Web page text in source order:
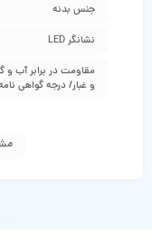
جنس بدنه
نشانگر LED
مقاومت در برابر آب و
و غبار/ درجه گواهی‌